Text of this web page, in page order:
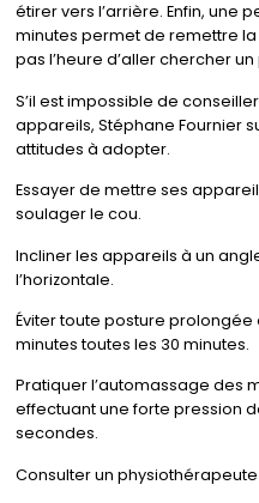
étirer vers l’arrière. Enfin, une
minutes permet de remettre
pas l’heure d’aller chercher
S’il est impossible de
appareils, Stéphane Fournier
attitudes à adopter.
Essayer de mettre ses
soulager le cou.
Incliner les appareils à un
l’horizontale.
Éviter toute posture prolongée
minutes toutes les 30 minutes.
Pratiquer l’automassage des
effectuant une forte pression
secondes.
Consulter un